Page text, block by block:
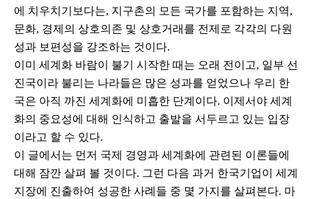
에 치우치기보다는, 지구촌의 모든 국가를 포함하는 지역,
문화, 경제의 상호의존 및 상호거래를 전제로 각각의 다원
성과 보편성을 강조하는 것이다.
이미 세계화 바람이 불기 시작한 때는 오래 전이고, 일부 선
진국이라 불리는 나라들은 많은 성과를 얻었으나 우리 한
국은 아직 까진 세계화에 미흡한 단계이다. 이제서야 세계
화의 중요성에 대해 인식하고 출발을 서두르고 있는 입장
이라고 할 수 있다.
이 글에서는 먼저 국제 경영과 세계화에 관련된 이론들에
대해 잠깐 살펴 볼 것이다. 그런 다음 과거 한국기업이 세계
지장에 진출하여 성공한 사례들 중 몇 가지를 살펴본다. 마